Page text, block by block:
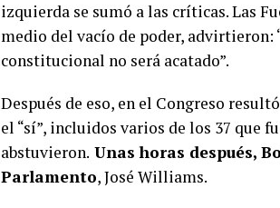
izquierda se sumó a las críticas. Las
medio del vacío de poder,
constitucional no será acatado”.
Después de eso, en el Congreso
el “sí”, incluidos varios de los 37 que
abstuvieron. Unas horas después,
Parlamento, José Williams.